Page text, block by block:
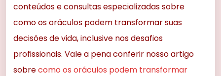
conteúdos e consultas especializadas sobre
como os oráculos podem transformar suas
decisões de vida, inclusive nos desafios
profissionais. Vale a pena conferir nosso artigo
sobrecomo os oráculos podem transformar